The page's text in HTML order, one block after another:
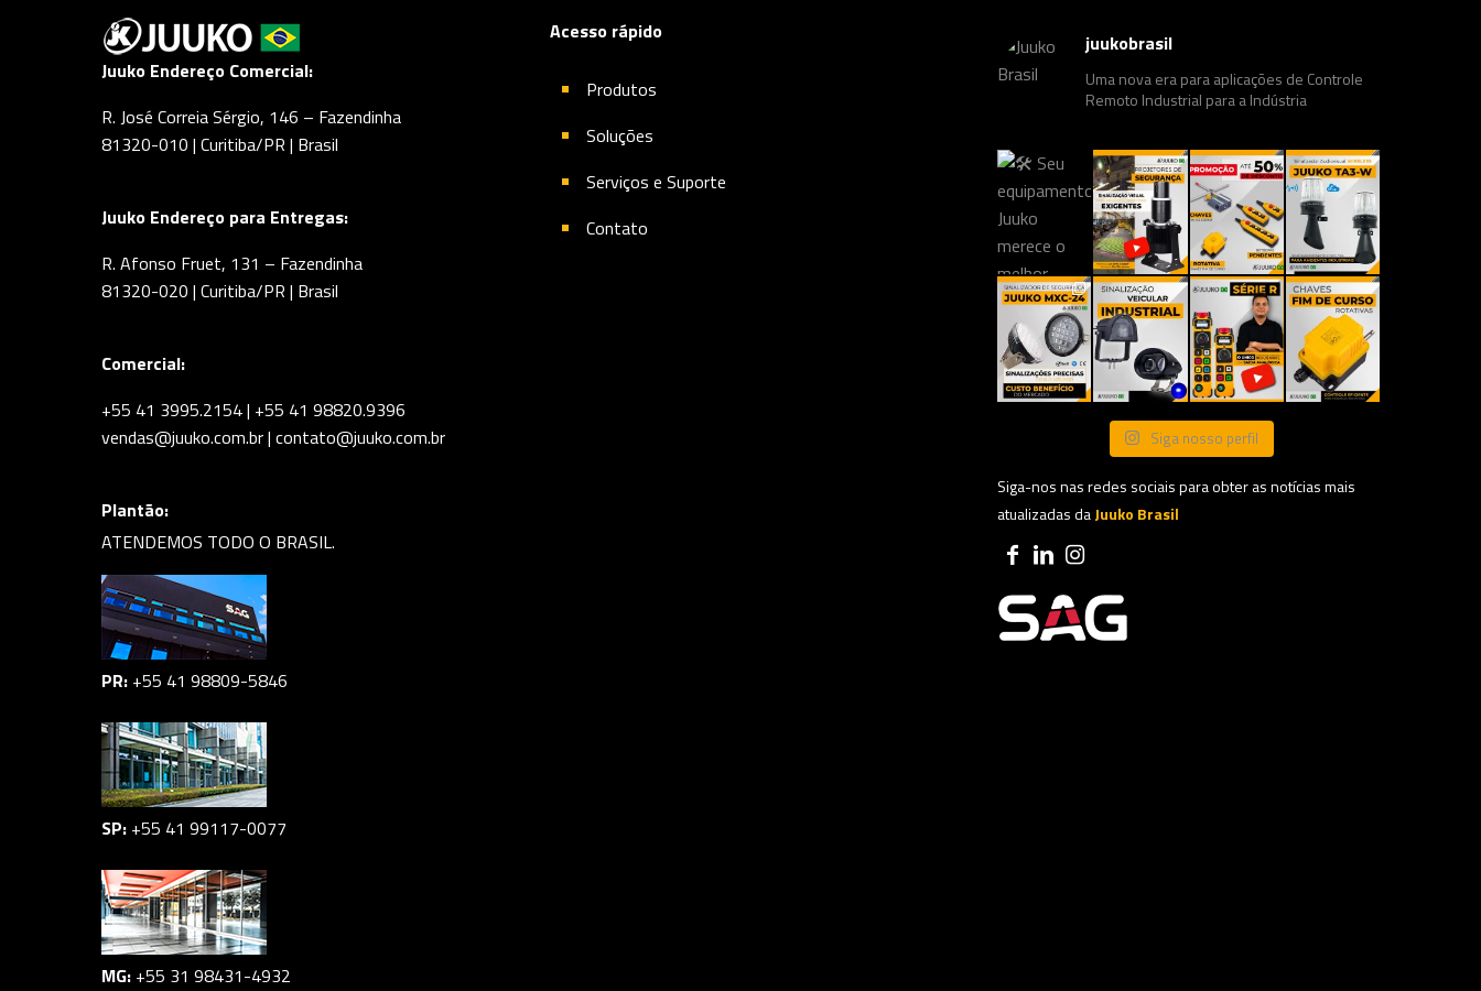
Juuko Endereço Comercial:
R. José Correia Sérgio, 146 – Fazendinha
81320-010 | Curitiba/PR | Brasil
Juuko Endereço para Entregas:
R. Afonso Fruet, 131 – Fazendinha
81320-020 | Curitiba/PR | Brasil
Comercial:
+55 41 3995.2154 | +55 41 98820.9396
vendas@juuko.com.br | contato@juuko.com.br
Plantão:
ATENDEMOS TODO O BRASIL.
PR: +55 41 98809-5846
SP: +55 41 99117-0077
MG: +55 31 98431-4932
Acesso rápido
Produtos
Soluções
Serviços e Suporte
Contato
juukobrasil
Uma nova era para aplicações de Controle
Remoto Industrial para a Indústria
Siga nosso perfil
Siga-nos nas redes sociais para obter as notícias mais
atualizadas daJuuko Brasil